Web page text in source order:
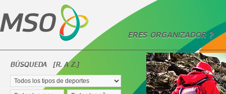
ERES ORGANIZADOR ?
BÚSQUEDA [R. A Z.]